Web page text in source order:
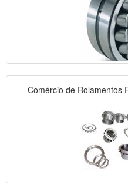
Comércio de Rolamentos